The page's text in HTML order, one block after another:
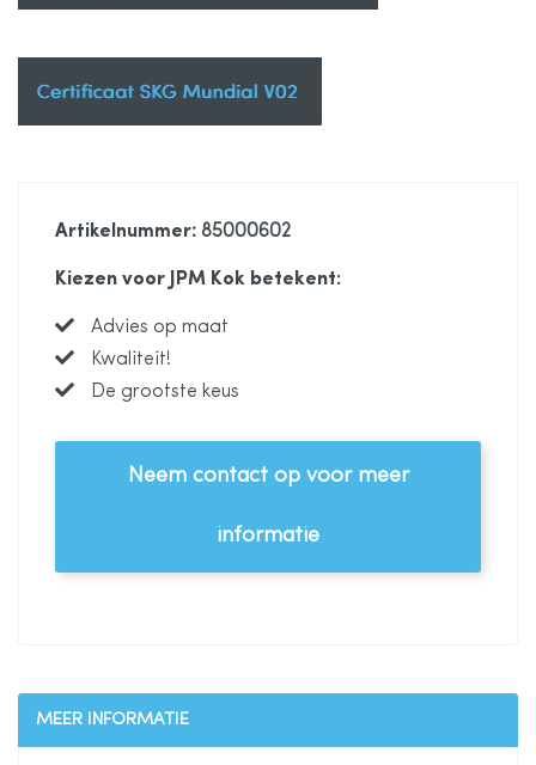
Artikelnummer: 85000602
Kiezen voor JPM Kok betekent:
Advies op maat
Kwaliteit!
De grootste keus
Neem contact op voor meer
informatie
MEER INFORMATIE